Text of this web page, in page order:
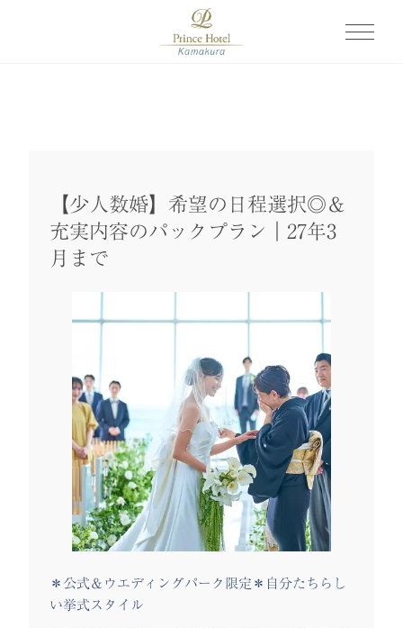
【少人数婚】希望の日程選択◎＆
充実内容のパックプラン｜27年3
月まで
＊公式＆ウエディングパーク限定＊自分たちらし
い挙式スタイル